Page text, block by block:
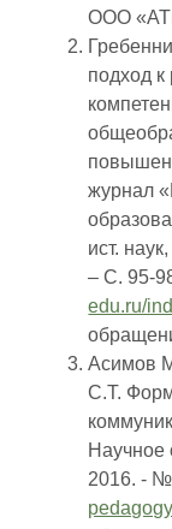
ООО
подход
журнал
ист.
– С. 95-
edu.ru/
Асимов
С.Т.
Научное
2016. - №